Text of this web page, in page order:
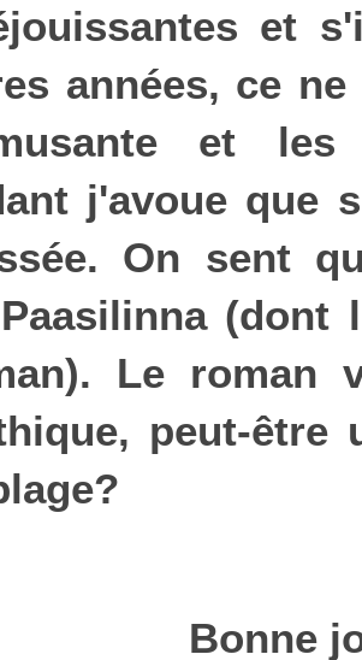
et
années, ce
et les
j'avoue que
On sent
(dont
Le roman
peut-être
Bonne